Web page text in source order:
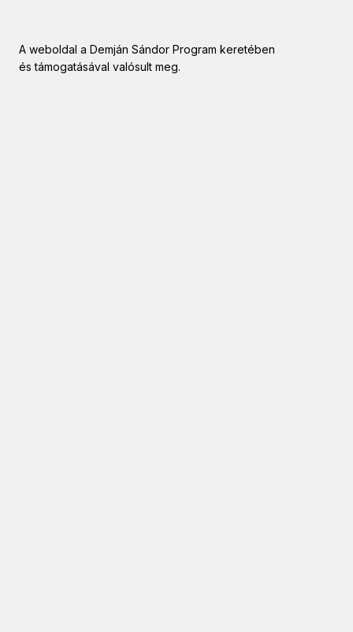
A weboldal a Demján Sándor Program keretében
és támogatásával valósult meg.